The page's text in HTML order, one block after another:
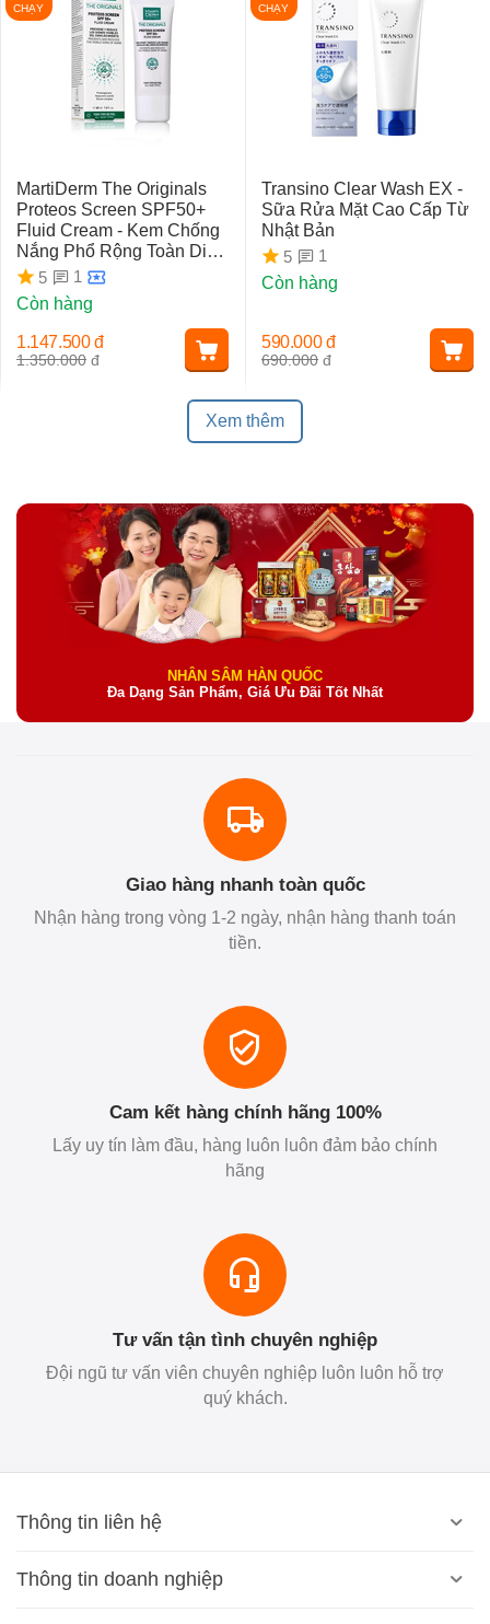
CHẠY
MartiDerm The Originals
Proteos Screen SPF50+
Fluid Cream - Kem Chống
Nắng Phổ Rộng Toàn Diện
Ngừa Lão Hóa, Nám Da
5
1
Còn hàng
1.350.000 đ
1.147.500 đ
CHẠY
Transino Clear Wash EX -
Sữa Rửa Mặt Cao Cấp Từ
Nhật Bản
5
1
Còn hàng
690.000 đ
590.000 đ
Xem thêm
NHÂN SÂM HÀN QUỐC
Đa Dạng Sản Phẩm, Giá Ưu Đãi Tốt Nhất
Giao hàng nhanh toàn quốc
Nhận hàng trong vòng 1-2 ngày, nhận hàng thanh toán
tiền.
Cam kết hàng chính hãng 100%
Lấy uy tín làm đầu, hàng luôn luôn đảm bảo chính
hãng
Tư vấn tận tình chuyên nghiệp
Đội ngũ tư vấn viên chuyên nghiệp luôn luôn hỗ trợ
quý khách.
Thông tin liên hệ
Thông tin doanh nghiệp